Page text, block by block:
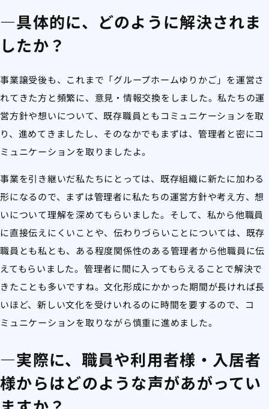
―具体的に、どのように解決されま
したか？
事業譲受後も、これまで「グループホームゆりかご」を運営さ
れてきた方と頻繁に、意見・情報交換をしました。私たちの運
営方針や想いについて、既存職員ともコミュニケーションを取
り、進めてきましたし、そのなかでもまずは、管理者と密にコ
ミュニケーションを取りましたよ。
事業を引き継いだ私たちにとっては、既存組織に新たに加わる
形になるので、まずは管理者に私たちの運営方針や考え方、想
いについて理解を深めてもらいました。そして、私から他職員
に直接伝えにくいことや、伝わりづらいことについては、既存
職員とも私とも、ある程度関係性のある管理者から他職員に伝
えてもらいました。管理者に間に入ってもらえることで解決で
きたことも多いですね。文化形成にかかった期間が長ければ長
いほど、新しい文化を受けいれるのに時間を要するので、コ
ミュニケーションを取りながら慎重に進めました。
―実際に、職員や利用者様・入居者
様からはどのような声があがってい